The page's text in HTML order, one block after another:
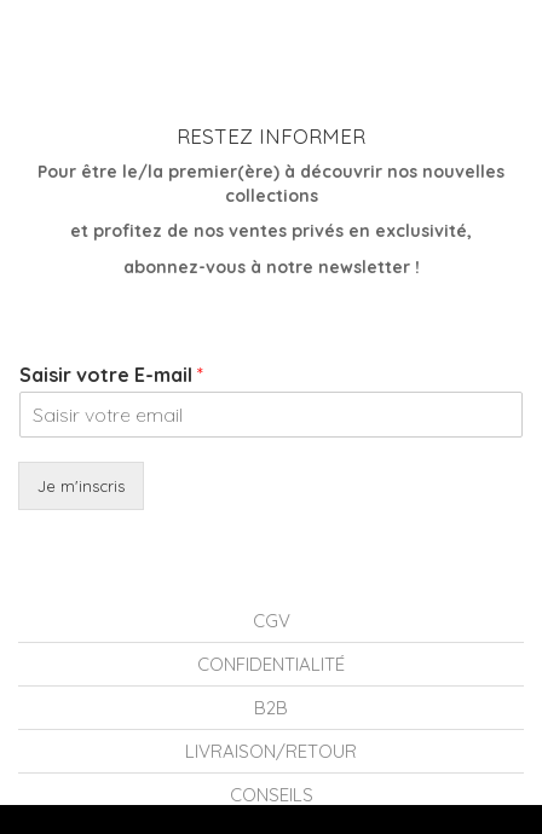
RESTEZ INFORMER
Pour être le/la premier(ère) à découvrir nos nouvelles
collections
et profitez de nos ventes privés en exclusivité,
abonnez-vous à notre newsletter !
Saisir votre E-mail *
Je m'inscris
CGV
CONFIDENTIALITÉ
B2B
LIVRAISON/RETOUR
CONSEILS